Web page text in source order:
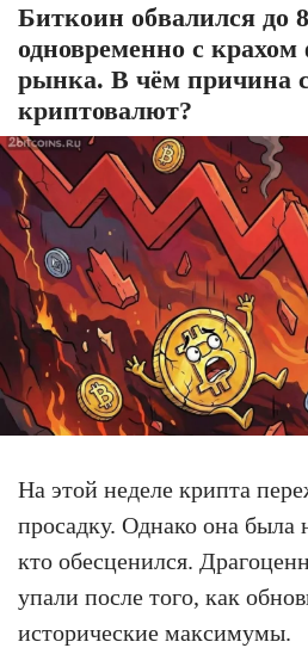
Биткоин обвалился до
одновременно с крахом
рынка. В чём причина
криптовалют?
На этой неделе крипта
просадку. Однако она была
кто обесценился.
упали после того, как
исторические максимумы.